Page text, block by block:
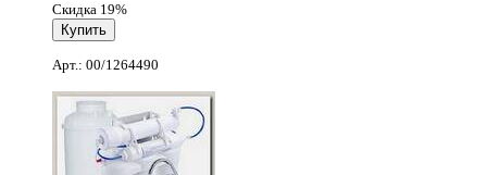
Скидка 19%
Арт.: 00/1264490